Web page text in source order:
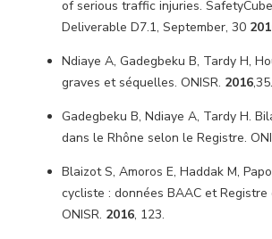
of serious traffic injuries.
Deliverable D7.1, September, 30
Ndiaye A, Gadegbeku B, Tardy H,
graves et séquelles. ONISR. 2016,35.
Gadegbeku B, Ndiaye A, Tardy H.
dans le Rhône selon le Registre.
Blaizot S, Amoros E, Haddak M,
cycliste : données BAAC et Registre
ONISR. 2016, 123.